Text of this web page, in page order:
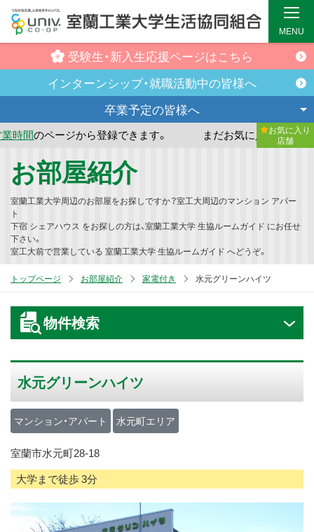
受験生・新入生応援ページはこちら
インターンシップ・就職活動中の皆様へ
卒業予定の皆様へ
から登録できます。 まだお気に入り店舗が登録されてい
お気に入り
店舗
MENU
お部屋紹介
室蘭工業大学周辺のお部屋をお探しですか？室工大周辺のマンション アパー
ト
下宿 シェアハウス をお探しの方は、室蘭工業大学 生協ルームガイド にお任せ
下さい。
室工大前で営業している 室蘭工業大学 生協ルームガイド へどうぞ。
トップページ お部屋紹介 家電付き 水元グリーンハイツ
物件検索
水元グリーンハイツ
マンション・アパート 水元町エリア
室蘭市水元町28-18
大学まで徒歩 3分